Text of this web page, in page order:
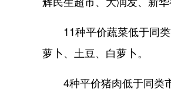
11种平价蔬菜低于同类
萝卜、土豆、白萝卜。
4种平价猪肉低于同类市